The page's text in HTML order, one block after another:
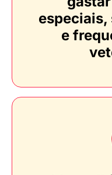
especiais,
e